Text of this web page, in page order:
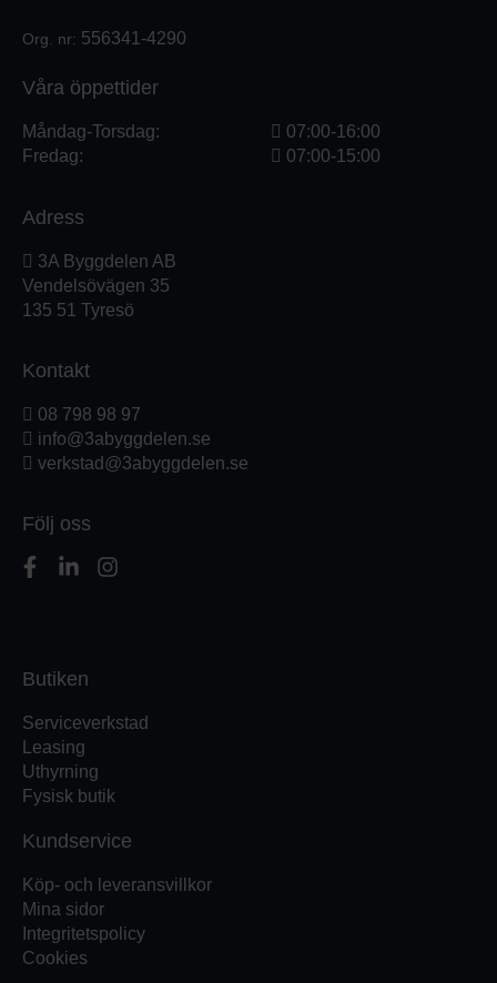
Org. nr: 556341-4290
Våra öppettider
Måndag-Torsdag:
Fredag:
07:00-16:00
07:00-15:00
Adress
3A Byggdelen AB
Vendelsövägen 35
135 51 Tyresö
Kontakt
08 798 98 97
info@3abyggdelen.se
verkstad@3abyggdelen.se
Följ oss
Butiken
Serviceverkstad
Leasing
Uthyrning
Fysisk butik
Kundservice
Köp- och leveransvillkor
Mina sidor
Integritetspolicy
Cookies